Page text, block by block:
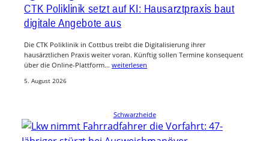
CTK Poliklinik setzt auf KI: Hausarztpraxis baut
digitale Angebote aus
Die CTK Poliklinik in Cottbus treibt die Digitalisierung ihrer
hausärztlichen Praxis weiter voran. Künftig sollen Termine konsequent
über die Online-Plattform… weiterlesen
5. August 2026
Schwarzheide